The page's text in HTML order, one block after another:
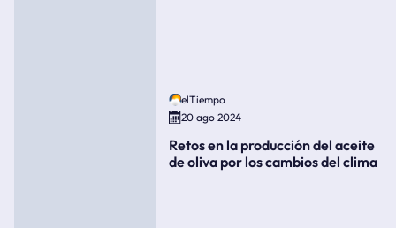
elTiempo
20 ago 2024
Retos en la producción del aceite
de oliva por los cambios del clima